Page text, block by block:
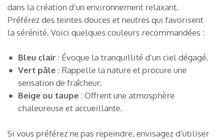
dans la création d’un environnement relaxant.
Préférez des teintes douces et neutres qui favorisent
la sérénité. Voici quelques couleurs recommandées :
Bleu clair : Évoque la tranquillité d’un ciel dégagé.
Vert pâle : Rappelle la nature et procure une
sensation de fraîcheur.
Beige ou taupe : Offrent une atmosphère
chaleureuse et accueillante.
Si vous préférez ne pas repeindre, envisagez d’utiliser